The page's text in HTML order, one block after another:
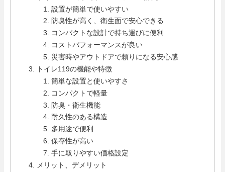
設置が簡単で使いやすい
防臭性が高く、衛生面で安心できる
コンパクトな設計で持ち運びに便利
コストパフォーマンスが良い
災害時やアウトドアで頼りになる安心感
トイレ119の機能や特徴
簡単な設置と使いやすさ
コンパクトで軽量
防臭・衛生機能
耐久性のある構造
多用途で便利
保存性が高い
手に取りやすい価格設定
メリット、デメリット